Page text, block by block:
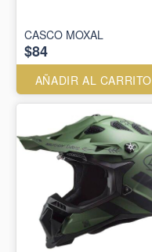
CASCO MOXAL
$84
AÑADIR AL CARRITO